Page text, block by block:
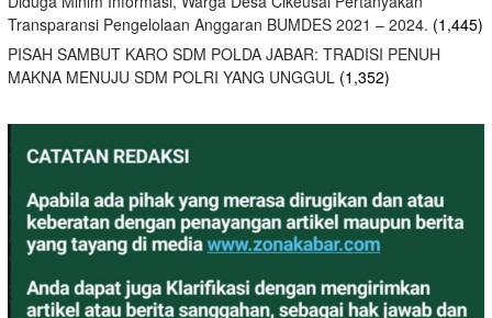
Transparansi Pengelolaan Anggaran BUMDES 2021 – 2024. (1,445)
PISAH SAMBUT KARO SDM POLDA JABAR: TRADISI PENUH
MAKNA MENUJU SDM POLRI YANG UNGGUL (1,352)